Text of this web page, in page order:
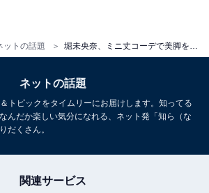
ットの話題
ネットの話題
トピックをタイムリーにお届けします。知ってる
んだか楽しい気分になれる、ネット発「知ら（な
だくさん。
関連サービス